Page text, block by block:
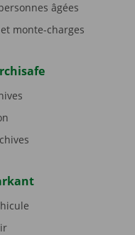
âgées
monte-charges